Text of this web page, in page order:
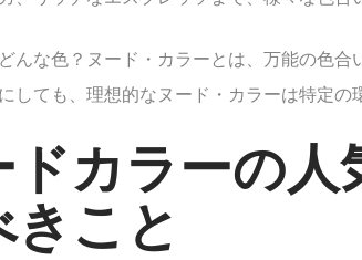
んな色？ヌード・カラーとは、万能の色
しても、理想的なヌード・カラーは特定の
ドカラーの
きこと